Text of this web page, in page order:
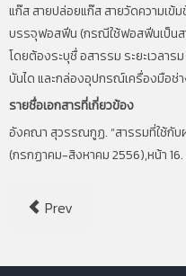
แก๊ส สายปล่อยแก๊ส สายวัดความเข้
บรรจุฟอสฟีน (กรณีใช้ฟอสฟีนเป็นส
โดยต้องระบุชื่ อสารรม ระยะเวลา
บันได และกล่องอุปกรณ์เครื่องมือช่า
รายชื่อเอกสารที่เกี่ยวข้อง
อังคณา สุวรรณกูฏ. “สารรมที่ใช้กั
(กรกฏาคม-สิงหาคม 2556),หน้า 16.
Prev